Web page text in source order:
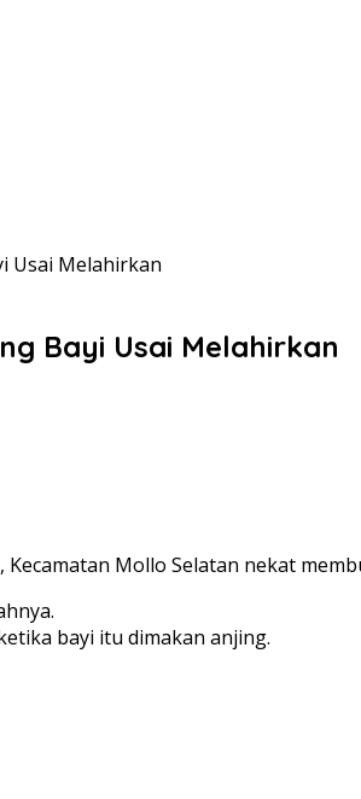
Usai Melahirkan
Bayi Usai Melahirkan
Kecamatan Mollo Selatan nekat
bayi itu dimakan anjing.